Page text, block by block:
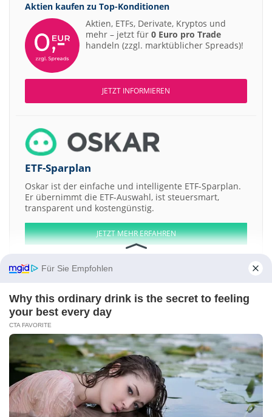
Aktien kaufen zu Top-Konditionen
Aktien, ETFs, Derivate, Kryptos und
mehr – jetzt für 0 Euro pro Trade
handeln (zzgl. marktüblicher Spreads)!
JETZT INFORMIEREN
ETF-Sparplan
Oskar ist der einfache und intelligente ETF-Sparplan.
Er übernimmt die ETF-Auswahl, ist steuersmart,
transparent und kostengünstig.
JETZT MEHR ERFAHREN
Aktien ATX DAX EuroStoxx 50 Dow Jones NASDAQ 100 Nikkei 225
Weitere Aktien:
Armada United Leisure Quilvest Yomiuri Land Kyushu Electric
Power
Kontakt-Impressum-Werbung-Barrierefreiheit
Sitemap - Datenschutz-Disclaimer-AGB-Privatsphäre-Einstellungen
Für Sie Empfohlen
Why this ordinary drink is the secret to feeling
your best every day
CTA FAVORITE